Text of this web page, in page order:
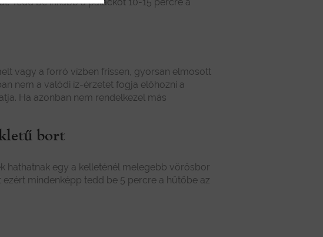
vagy a forró vízben frissen, gyorsan elmosott
nem a valódi íz-érzetet fogja előhozni a
Ha azonban nem rendelkezel más
bort
hathatnak egy a kelleténél melegebb vörösbor
mindenképp tedd be 5 percre a hűtőbe az